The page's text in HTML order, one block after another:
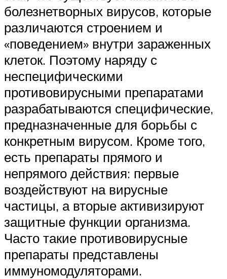
болезнетворных вирусов, которые
различаются строением и
«поведением» внутри зараженных
клеток. Поэтому наряду с
неспецифическими
противовирусными препаратами
разрабатываются специфические,
предназначенные для борьбы с
конкретным вирусом. Кроме того,
есть препараты прямого и
непрямого действия: первые
воздействуют на вирусные
частицы, а вторые активизируют
защитные функции организма.
Часто такие противовирусные
препараты представлены
иммуномодуляторами.